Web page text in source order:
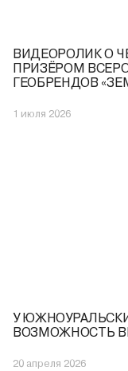
ВИДЕОРОЛИК О
ПРИЗЁРОМ
ГЕОБРЕНДОВ
1 июля 2026
У
ВОЗМОЖНОСТЬ
20 апреля 2026